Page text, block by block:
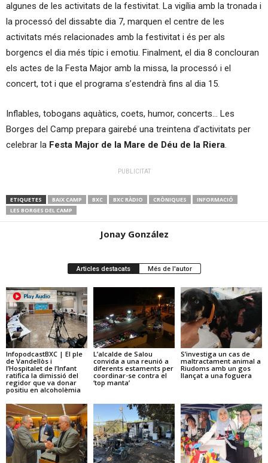
algunes de les activitats de la festivitat. La vigília amb la tronada i
la processó del dissabte dia 7, marquen el centre de les
activitats més relacionades amb la festivitat i és per als
borgencs el dia més típic i emotiu. Finalment, el dia 8 conclouran
els actes de la Festa Major amb la missa, la processó i el
concert, tot i que el programa s’estendrà fins al dia 15.
Inflables, tobogans aquàtics, coets, humor, concerts… Les
Borges del Camp prepara gairebé una treintena d’activitats per
celebrar la Festa Major de la Mare de Déu de la Riera.
PUBLICITAT
ETIQUETES BAIX CAMP BXC BXC RÀDIO CRÒNIQUES
INFORMACIÓ
LES BORGES DEL CAMP
Jonay González
Articles destacats Més de l'autor
InfopodcastBXC | El ple
de Vandellòs i
l’Hospitalet de l’Infant
ratifica la dimissió del
regidor que va donar
positiu en alcoholèmia
L’alcalde de Salou
convida a una reunió a
diferents estaments per
coordinar-se contra el
‘top manta’
S’investiga un cas de
maltractament animal a
Riudoms amb un gos
llançat a una foguera